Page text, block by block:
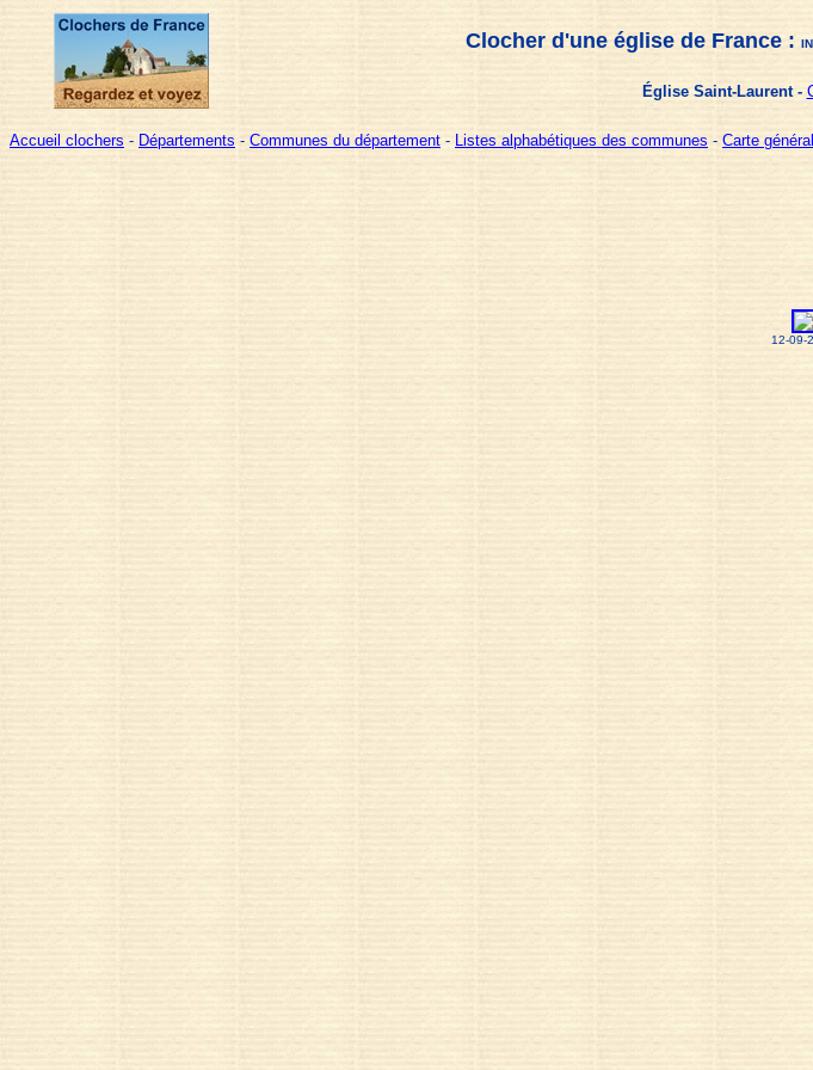
Clocher d'une église de France :
Église Saint-Laurent -
Accueil clochers - Départements - Communes du département - Listes alphabétiques des communes - Carte
12-09-